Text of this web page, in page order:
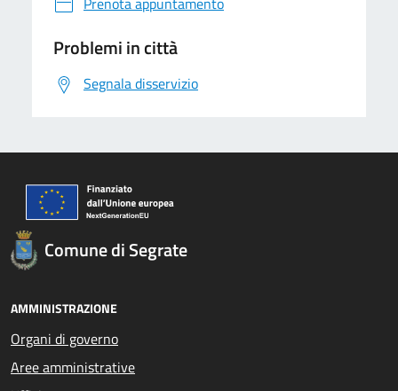
Problemi in città
Segnala disservizio
Comune di Segrate
AMMINISTRAZIONE
Organi di governo
Aree amministrative